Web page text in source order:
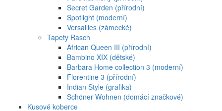
Secret Garden (přírodní)
Spotlight (moderní)
Versailles (zámecké)
Tapety Rasch
African Queen III (přírodní)
Bambino XIX (dětské)
Barbara Home collection 3 (moderní)
Florentine 3 (přírodní)
Indian Style (grafika)
Schöner Wohnen (domácí značkové)
Kusové koberce